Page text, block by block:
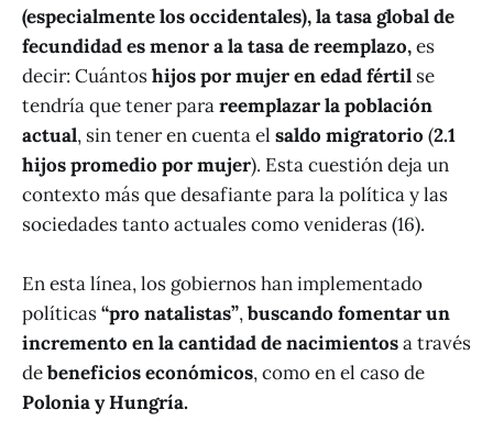
(especialmente los occidentales), la tasa global de
fecundidad es menor a la tasa de reemplazo,es
decir: Cuántoshijos por mujer en edad fértil se
tendría que tener parareemplazar la población
actual, sin tener en cuenta el saldo migratorio (2.1
hijos promedio por mujer). Esta cuestión deja un
contexto más que desafiante para la política y las
sociedades tanto actuales como venideras (16).
En esta línea, los gobiernos han implementado
políticas“pro natalistas”,buscando fomentar un
incremento en la cantidad de nacimientosa través
debeneficios económicos, como en el caso de
Polonia y Hungría.